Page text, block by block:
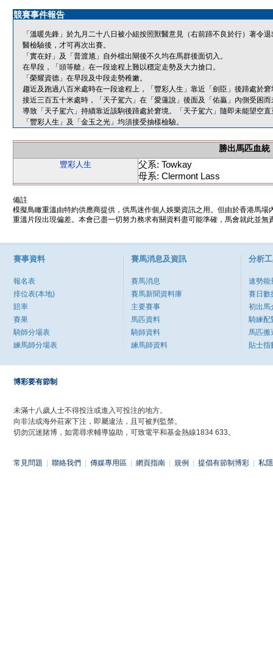
競賽事件報告
「溫暖先鋒」於九月二十八日被小組按照獸醫意見（右前蹄不良於行）著令
醫檢驗後，才可再次出賽。
「實在好」及「普渡馗」自外檔出閘後不久均在馬群後面切入。
在早段，「頭等艙」在一段途程上難以穩定走勢及大力搶口。
「榮耀資德」在早段及中段走勢稚嫩。
趨近及跑過八百米處時在一段途程上，「豐彩人生」靠近「劍臣」後蹄處於窘
接近三百五十米處時，「天子駕六」在「愛蓮說」後面及「佑贏」內側受困
導致「天子駕六」持續靠近該駒後蹄處於窘境。「天子駕六」隨即未能望空
「豐彩人生」及「金玉之光」均須接受抽樣檢驗。
勝出馬匹血統
豐彩人生
父系: Towkay
母系: Clermont Lass
備註
模擬鳥瞰重溫由特約供應商提供，供馬迷作個人娛樂資訊之用。但由於香港馬
重溫片段出現偏差。本會已盡一切努力務求有關資料盡可能準確，馬會就此並
賽事資料
報名表
排位表(本地)
賠率
賽果
騎師分場表
練馬師分場表
賽馬消息及資訊
賽馬消息
賽馬新聞資料庫
主要賽事
馬匹資料
騎師資料
練馬師資料
分析
速勢能
賽日數
初出馬
騎練配
馬匹搬
貼士指
博彩要有節制
未滿十八歲人士不得投注或進入可投注的地方。
向非法或海外莊家下注，即屬違法，且可被判監禁。
切勿沉迷賭博，如需尋求輔導協助，可致電平和基金熱線1834 633。
常見問題 聯絡我們 傳媒專用區 網頁指南 規例 提倡有節制博彩 私